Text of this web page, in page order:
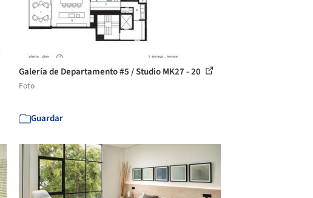
Galería de Departamento #5 / Studio MK27 - 20
Foto
Guardar